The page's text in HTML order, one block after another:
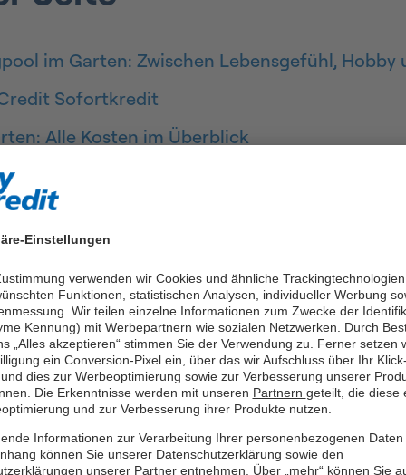
Einstellungen
verwenden wir Cookies und ähnliche
Funktionen, statistischen Analysen, individueller Werbung
Wir teilen einzelne Informationen zum Zwecke der
Kennung) mit Werbepartnern wie sozialen Netzwerken. Durch
„Alles akzeptieren“ stimmen Sie der Verwendung zu. Ferner setzen
ein Conversion-Pixel ein, über das wir Aufschluss über Ihr
dies zur Werbeoptimierung sowie zur Verbesserung unserer
Die Erkenntnisse werden mit unseren Partnern geteilt, die diese
und zur Verbesserung ihrer Produkte nutzen.
Informationen zur Verarbeitung Ihrer personenbezogenen
können Sie unserer Datenschutzerklärung sowie den
unserer Partner entnehmen. Über „mehr“ können Sie
im Garten: Zwischen Lebensgefühl, Hobby
Sofortkredit
Alle Kosten im Überblick
dem Kredit alles finanzieren?
easyCredit
zum Kredit für Ihren Swimmingpool
im Garten: Zwischen